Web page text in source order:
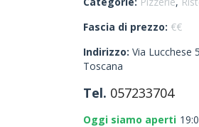
Fascia di prezzo: €€
Indirizzo: Via Lucchese
Toscana
Tel. 057233704
Oggi siamo aperti